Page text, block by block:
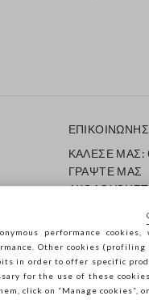
ΚΑΛΕΣΕ ΜΑΣ:
ΓΡΑΨΤΕ ΜΑΣ
performance
Other cookies
in order to offer specific
for the use of these
click on “Manage cookies”,